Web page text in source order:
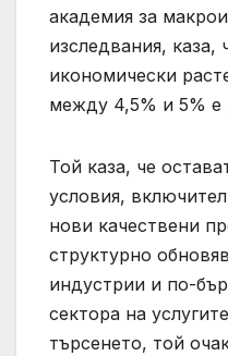
академия за
изследвания, каза,
икономически
между 4,5% и 5% е
Той каза, че
условия,
нови качествени
структурно
индустрии и по-
сектора на
търсенето, той